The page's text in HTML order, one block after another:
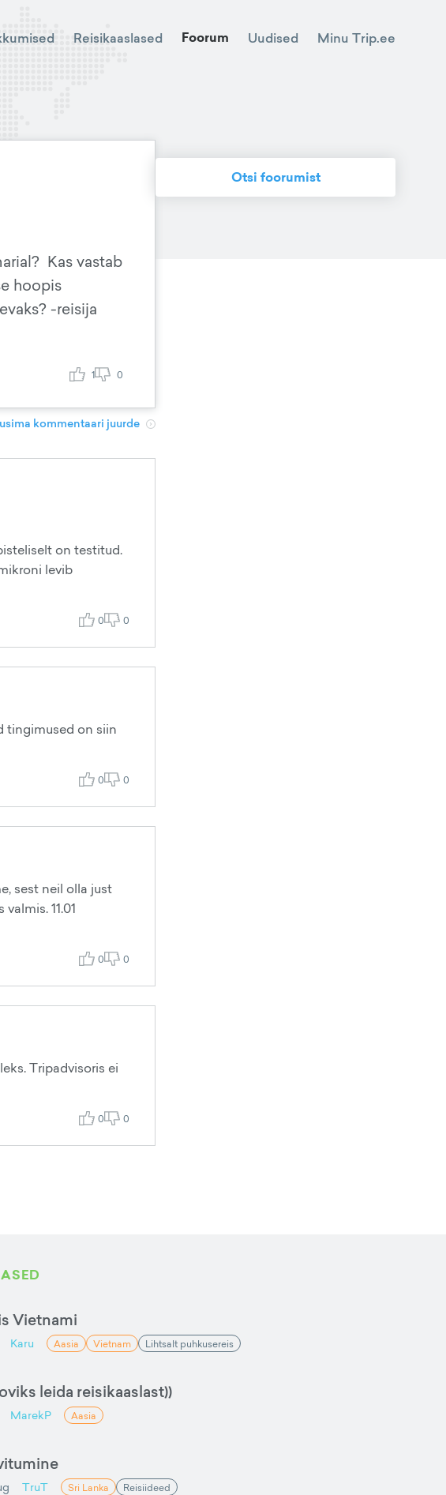
Reisikaaslased Foorum Uudised Minu Trip.ee
Kas vastab
hoopis
-reisija
1 0
kommentaari juurde
on testitud.
levib
0 0
tingimused on siin
0 0
sest neil olla just
11.01
0 0
Tripadvisoris ei
0 0
Otsi foorumist
Vietnami
Karu Aasia Vietnam Lihtsalt puhkusereis
leida reisikaaslast))
MarekP Aasia
TruT Sri Lanka Reisiideed